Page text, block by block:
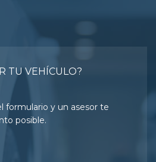
TU VEHÍCULO?
formulario y un asesor te
posible.